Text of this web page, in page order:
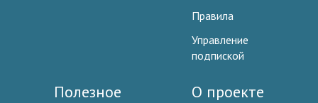
Правила
Управление
подпиской
Полезное О проекте